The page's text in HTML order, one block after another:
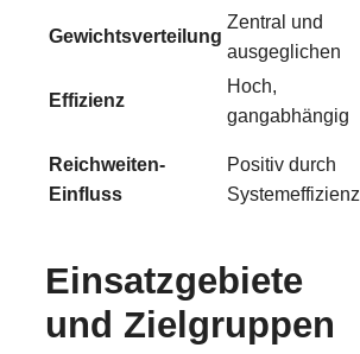
Gewichtsverteilung
Zentral und
ausgeglichen
Effizienz
Hoch,
gangabhängig
Reichweiten-
Einfluss
Positiv durch
Systemeffizienz
Einsatzgebiete
und Zielgruppen